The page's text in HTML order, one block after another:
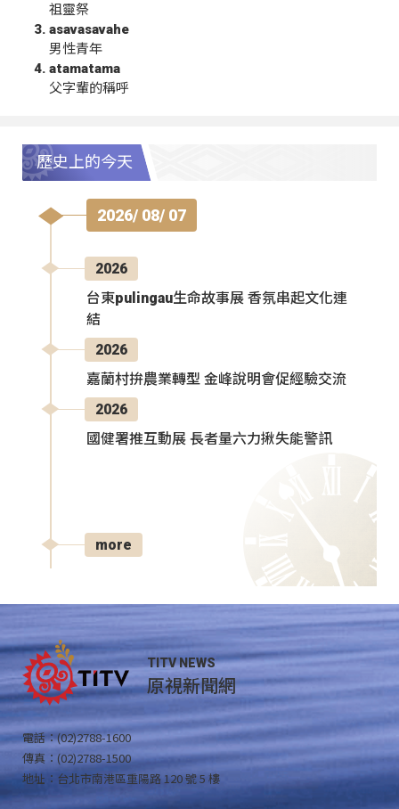
祖靈祭
asavasavahe
男性青年
atamatama
父字輩的稱呼
歷史上的今天
2026/ 08/ 07
2026
台東pulingau生命故事展 香氛串起文化連
結
2026
嘉蘭村拚農業轉型 金峰說明會促經驗交流
2026
國健署推互動展 長者量六力揪失能警訊
more
TITV NEWS
原視新聞網
電話：(02)2788-1600
傳真：(02)2788-1500
地址：台北市南港區重陽路 120 號 5 樓